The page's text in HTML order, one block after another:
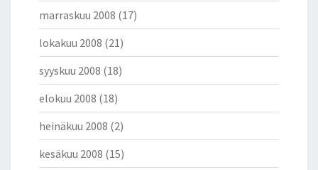
marraskuu 2008 (17)
lokakuu 2008 (21)
syyskuu 2008 (18)
elokuu 2008 (18)
heinäkuu 2008 (2)
kesäkuu 2008 (15)